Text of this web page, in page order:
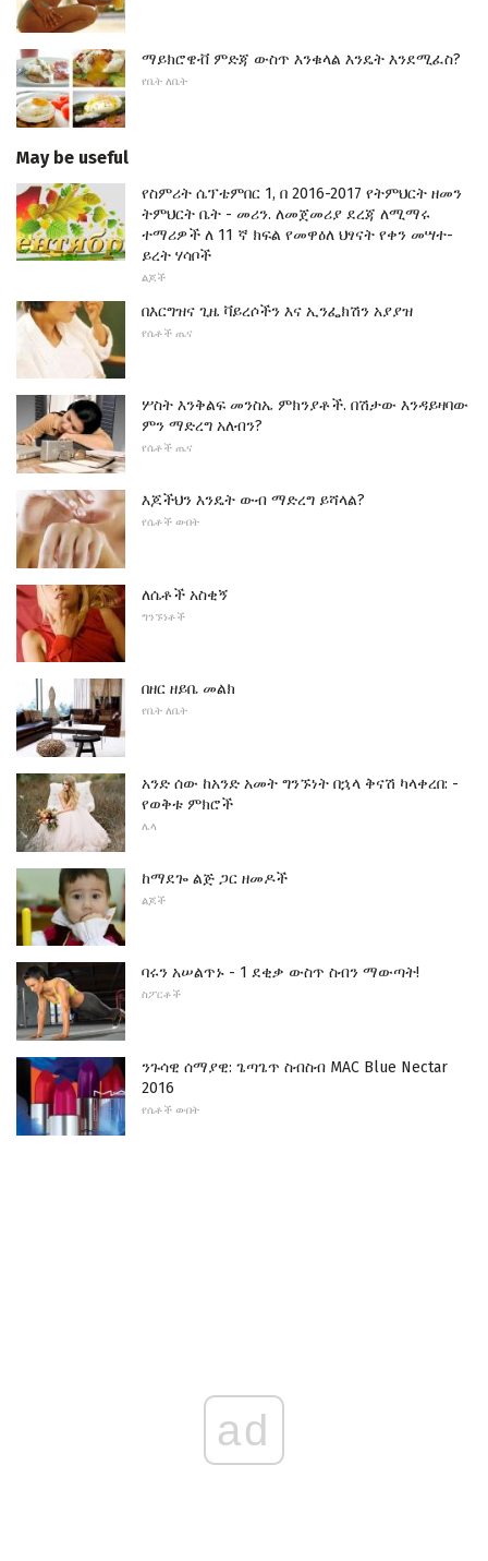
ማይክሮዌቭ ምድጃ ውስጥ እንቁላል እንዴት እንደሚፈስ?
የቤት ለቤት
May be useful
የስምሪት ሴፕቴምበር 1, በ 2016-2017 የትምህርት ዘመን
ትምህርት ቤት - መሪን. ለመጀመሪያ ደረጃ ለሚማሩ
ተማሪዎች ለ 11 ኛ ክፍል የመዋዕለ ህፃናት የቀን መሣተ-
ይረት ሃሳቦች
ልጆች
በእርግዝና ጊዜ ቫይረሶችን እና ኢንፌክሽን አያያዝ
የሴቶች ጤና
ሦስት እንቅልፍ መንስኤ ምክንያቶች. በሽታው እንዳይዛባው
ምን ማድረግ አለብን?
የሴቶች ጤና
እጆችህን እንዴት ውብ ማድረግ ይሻላል?
የሴቶች ውበት
ለሴቶች አስቂኝ
ግንኙነቶች
በዘር ዘይቤ መልክ
የቤት ለቤት
አንድ ሰው ከአንድ አመት ግንኙነት በኋላ ቅናሽ ካላቀረበ: -
የወቅቱ ምክሮች
ሌላ
ከማደጐ ልጅ ጋር ዘመዶች
ልጆች
ባሩን አሠልጥኑ - 1 ደቂቃ ውስጥ ስብን ማውጣት!
ስፖርቶች
ንጉሳዊ ሰማያዊ: ጌጣጌጥ ስብስብ MAC Blue Nectar
2016
የሴቶች ውበት
ad